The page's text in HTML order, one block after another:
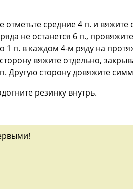
средние 4 п. и
не останется 6 п.,
1 п. в каждом 4-м ряду на
вяжите отдельно,
п. Другую сторону довяжите
резинку внутрь.